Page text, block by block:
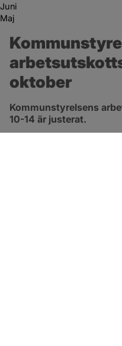
Juni
Maj
oktober
Kommunstyrelsens
10-14 är justerat.